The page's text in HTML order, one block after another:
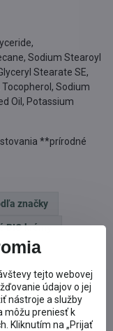
Sodium Stearoyl
Stearate SE,
Sodium
Oil, Potassium
**prírodné
značky
BIO krémy
tejto webovej
údajov o jej
nástroje a služby
môžu preniesť k
Kliknutím na „Prijať